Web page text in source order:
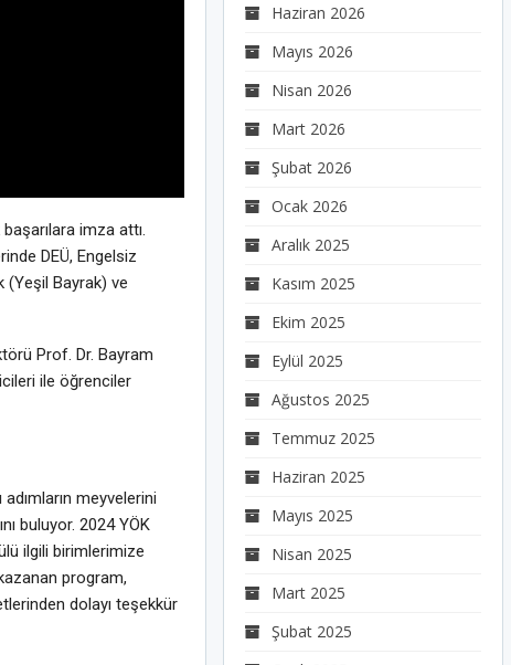
imza attı.
DEÜ, Engelsiz
(Yeşil Bayrak) ve
Prof. Dr. Bayram
ile öğrenciler
meyvelerini
buluyor. 2024 YÖK
ilgili birimlerimize
program,
dolayı teşekkür
Haziran 2026
Mayıs 2026
Nisan 2026
Mart 2026
Şubat 2026
Ocak 2026
Aralık 2025
Kasım 2025
Ekim 2025
Eylül 2025
Ağustos 2025
Temmuz 2025
Haziran 2025
Mayıs 2025
Nisan 2025
Mart 2025
Şubat 2025